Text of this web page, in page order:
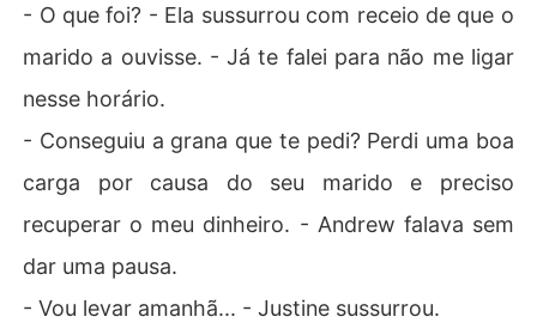
- O que foi? - Ela sussurrou com receio de que o
marido a ouvisse. - Já te falei para não me ligar
nesse horário.
- Conseguiu a grana que te pedi? Perdi uma boa
carga por causa do seu marido e preciso
recuperar o meu dinheiro. - Andrew falava sem
dar uma pausa.
- Vou levar amanhã... - Justine sussurrou.